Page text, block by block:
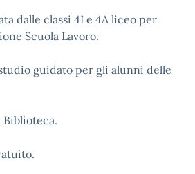
dalle classi 4I e 4A liceo per
Scuola Lavoro.
guidato per gli alunni delle
Biblioteca.